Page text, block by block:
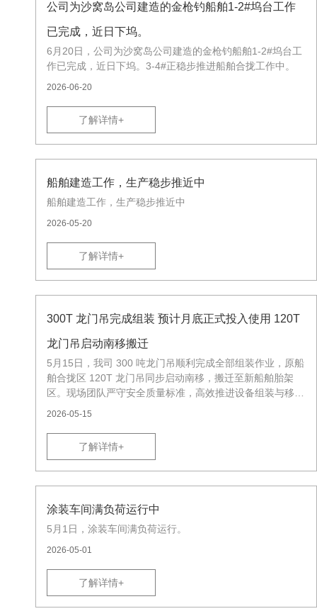
公司为沙窝岛公司建造的金枪钓船舶1-2#坞台工作
已完成，近日下坞。
6月20日，公司为沙窝岛公司建造的金枪钓船舶1-2#坞台工
作已完成，近日下坞。3-4#正稳步推进船舶合拢工作中。
2026-06-20
了解详情+
船舶建造工作，生产稳步推近中
船舶建造工作，生产稳步推近中
2026-05-20
了解详情+
300T 龙门吊完成组装 预计月底正式投入使用 120T
龙门吊启动南移搬迁
5月15日，我司 300 吨龙门吊顺利完成全部组装作业，原船
舶合拢区 120T 龙门吊同步启动南移，搬迁至新船舶胎架
区。现场团队严守安全质量标准，高效推进设备组装与移位
2026-05-15
了解详情+
涂装车间满负荷运行中
5月1日，涂装车间满负荷运行。
2026-05-01
了解详情+